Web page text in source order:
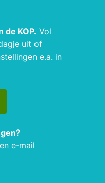
de KOP. Vol
uit of
e.a. in
e-mail